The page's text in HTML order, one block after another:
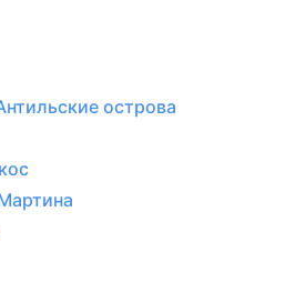
острова